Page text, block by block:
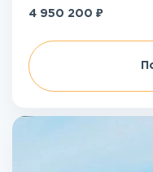
4 950 200 ₽